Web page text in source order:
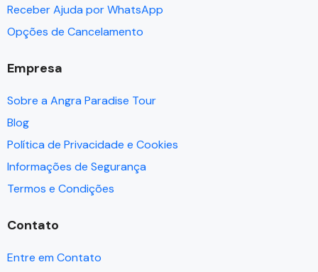
Receber Ajuda por WhatsApp
Opções de Cancelamento
Empresa
Sobre a Angra Paradise Tour
Blog
Política de Privacidade e Cookies
Informações de Segurança
Termos e Condições
Contato
Entre em Contato